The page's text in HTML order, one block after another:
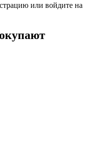
или войдите на